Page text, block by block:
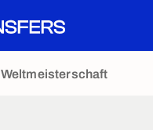
Weltmeisterschaft